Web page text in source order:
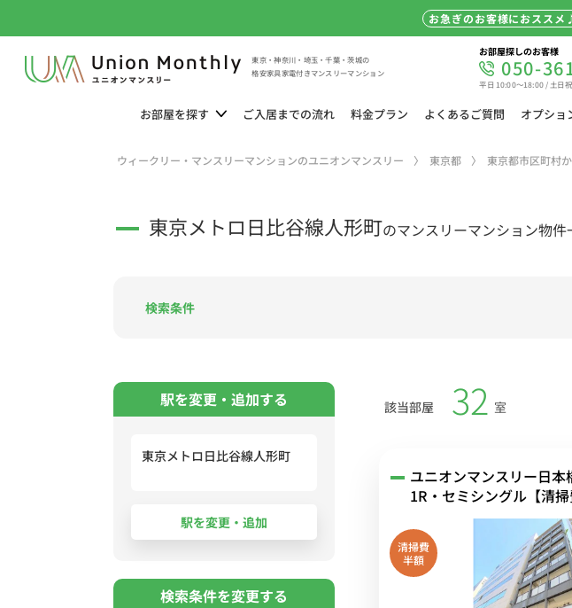
お急ぎのお客様におススメ
東京・神奈川・埼玉・千葉・茨城の
格安家具家電付きマンスリーマンション
お部屋探しのお客様
050-
平日 10:00～18:00 / 土日
お部屋を探す ご入居までの流れ 料金プラン よくあるご質問 オプショ
ウィークリー・マンスリーマンションのユニオンマンスリー 東京都 東京都市区町村
東京メトロ日比谷線人形町のマンスリーマンション物件
検索条件
該当部屋 32 室
ユニオンマンスリー日
1R・セミシングル【清掃
清掃費
半額
駅を変更・追加する
東京メトロ日比谷線人形町
検索条件を変更する